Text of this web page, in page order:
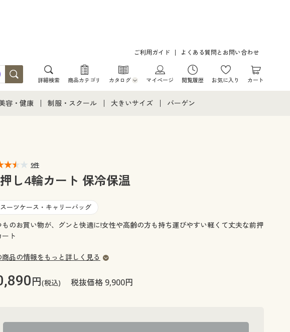
ご利用ガイド よくある質問とお問い合わせ
詳細検索 商品カテゴリ カタログ
カタログ・チラシからのご注文
マイページ 閲覧履歴 お気に入り カート
べて
容・健康 制服・スクール
ジュニア・ティーンズ下着
大きいサイズ
大きいサイズ レディース下着
大きいサイズ 事務・制服
バーゲン
9件
し4輪カート 保冷保温
スーツケース・キャリーバッグ
ものお買い物が、グンと快適に!女性や高齢の方も持ち運びやすい軽くて丈夫な前押
ート
商品の情報をもっと詳しく見る
円(税込) 税抜価格 9,900円